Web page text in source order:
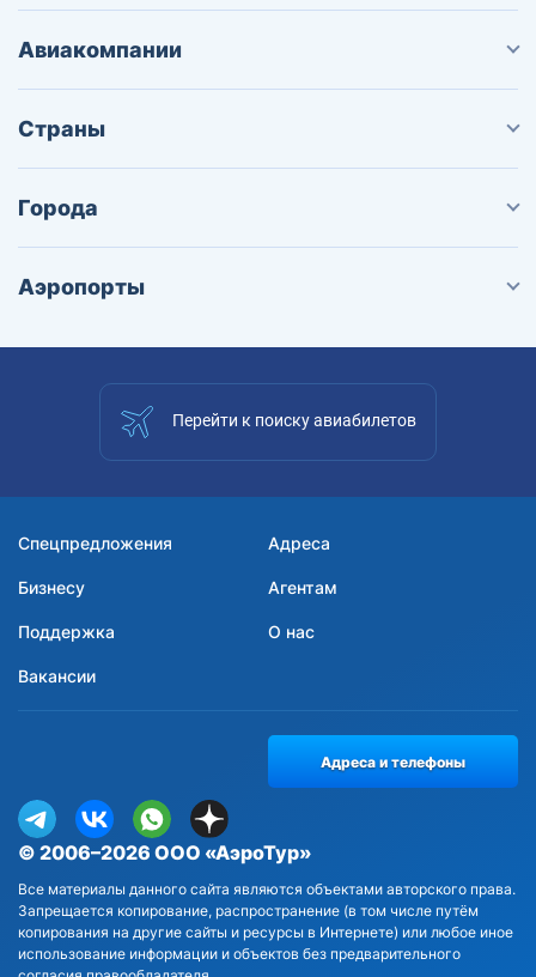
Авиакомпании
Страны
Города
Аэропорты
Перейти к поиску авиабилетов
Спецпредложения Адреса
Бизнесу Агентам
Поддержка О нас
Вакансии
© 2006–2026 ООО «АэроТур»
Все материалы данного сайта являются объектами авторского права.
Запрещается копирование, распространение (в том числе путём
копирования на другие сайты и ресурсы в Интернете) или любое иное
использование информации и объектов без предварительного
Адреса и телефоны